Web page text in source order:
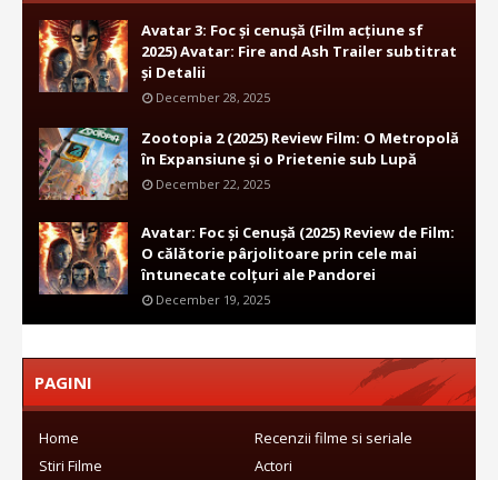
Avatar 3: Foc și cenușă (Film acțiune sf
2025) Avatar: Fire and Ash Trailer subtitrat
și Detalii
December 28, 2025
Zootopia 2 (2025) Review Film: O Metropolă
în Expansiune și o Prietenie sub Lupă
December 22, 2025
Avatar: Foc și Cenușă (2025) Review de Film:
O călătorie pârjolitoare prin cele mai
întunecate colțuri ale Pandorei
December 19, 2025
PAGINI
Home
Recenzii filme si seriale
Stiri Filme
Actori